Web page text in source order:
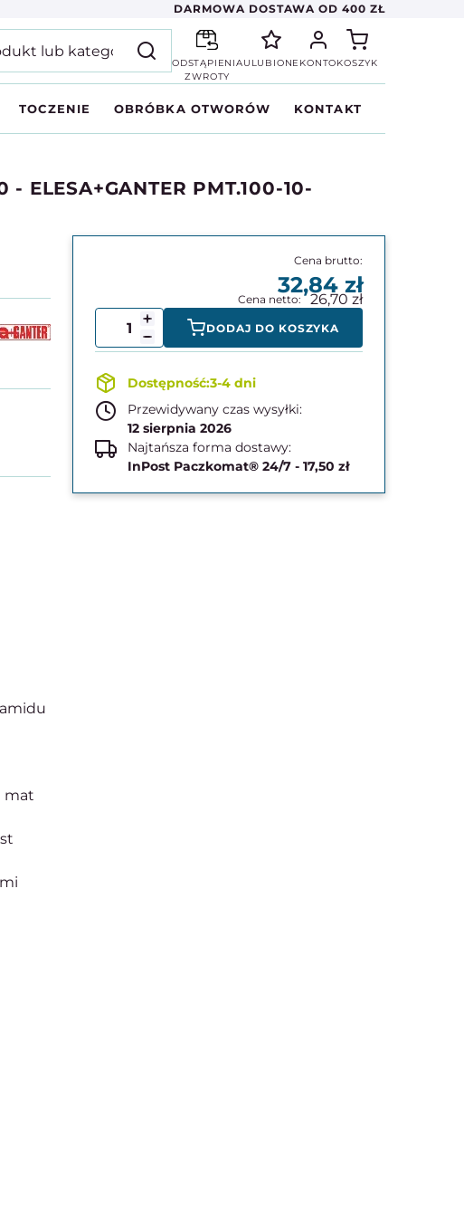
DARMOWA DOSTAWA OD 400 ZŁ
ODSTĄPIENIA
ZWROTY
ULUBIONE KONTOKOSZYK
TOCZENIE OBRÓBKA OTWORÓW KONTAKT
PMT.100-10-
32,84
26,70
DODAJ DO KOSZYKA
3-4 dni
Przewidywany czas wysyłki:
12 sierpnia 2026
Najtańsza forma dostawy:
InPost Paczkomat® 24/7 - 17,50 zł
mat